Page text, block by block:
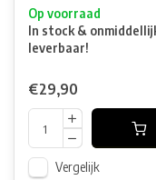
Op voorraad
In stock &
leverbaar!
€29,90
Vergelijk